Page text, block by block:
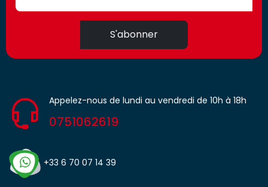
S'abonner
Appelez-nous de lundi au vendredi de 10h à 18h
0751062619
+33 6 70 07 14 39